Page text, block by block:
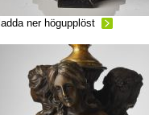
ladda ner högupplöst